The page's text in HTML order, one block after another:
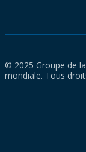
© 2025 Groupe de
mondiale. Tous